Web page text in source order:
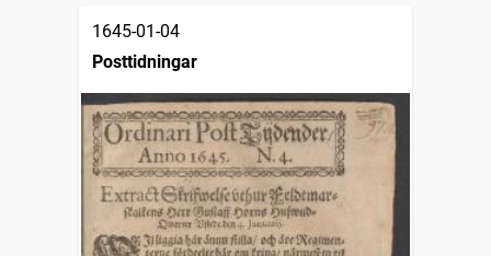
1645-01-04
Posttidningar